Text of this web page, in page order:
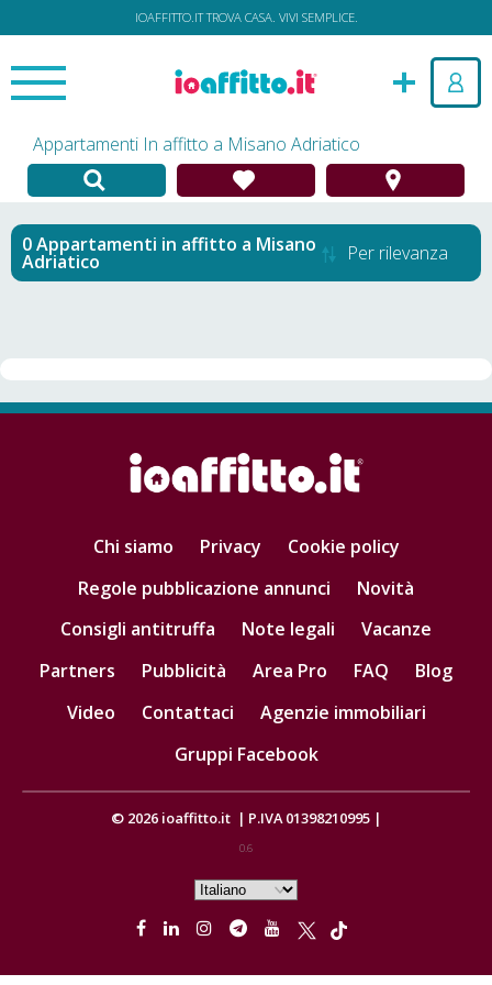
IOAFFITTO.IT TROVA CASA. VIVI SEMPLICE.
Appartamenti In affitto a Misano Adriatico
Appartamenti in affitto a Misano
Adriatico Per rilevanza
Chi siamo Privacy
Cookie policy
Regole pubblicazione annunci
Novità
Consigli antitruffa
Note legali
Vacanze
Partners
Pubblicità Area Pro FAQ
Blog
Video
Contattaci
Agenzie immobiliari
Gruppi Facebook
© 2026 ioaffitto.it | P.IVA 01398210995 |
0.6